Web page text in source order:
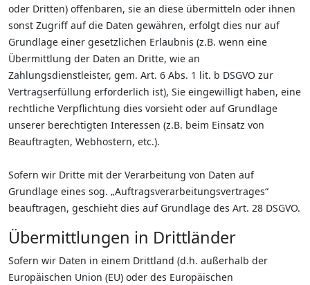
oder Dritten) offenbaren, sie an diese übermitteln oder ihnen
sonst Zugriff auf die Daten gewähren, erfolgt dies nur auf
Grundlage einer gesetzlichen Erlaubnis (z.B. wenn eine
Übermittlung der Daten an Dritte, wie an
Zahlungsdienstleister, gem. Art. 6 Abs. 1 lit. b DSGVO zur
Vertragserfüllung erforderlich ist), Sie eingewilligt haben, eine
rechtliche Verpflichtung dies vorsieht oder auf Grundlage
unserer berechtigten Interessen (z.B. beim Einsatz von
Beauftragten, Webhostern, etc.).
Sofern wir Dritte mit der Verarbeitung von Daten auf
Grundlage eines sog. „Auftragsverarbeitungsvertrages“
beauftragen, geschieht dies auf Grundlage des Art. 28 DSGVO.
Übermittlungen in Drittländer
Sofern wir Daten in einem Drittland (d.h. außerhalb der
Europäischen Union (EU) oder des Europäischen